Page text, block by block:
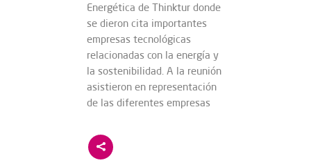
Energética de Thinktur donde
se dieron cita importantes
empresas tecnológicas
relacionadas con la energía y
la sostenibilidad. A la reunión
asistieron en representación
de las diferentes empresas